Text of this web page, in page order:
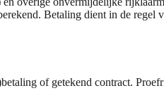
Betaling dient in de regel
of getekend contract.